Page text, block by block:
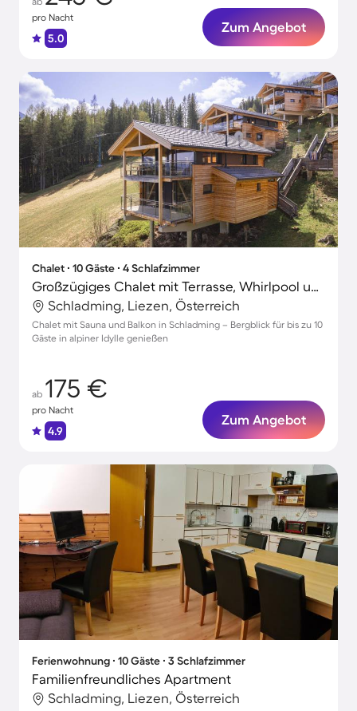
pro Nacht
5.0
Zum Angebot
Chalet ∙ 10 Gäste ∙ 4 Schlafzimmer
Großzügiges Chalet mit Terrasse, Whirlpool und Sauna | Bergblick
Schladming, Liezen, Österreich
Chalet mit Sauna und Balkon in Schladming – Bergblick für bis zu 10
Gäste in alpiner Idylle genießen
ab 175 €
pro Nacht
4.9
Zum Angebot
Ferienwohnung ∙ 10 Gäste ∙ 3 Schlafzimmer
Familienfreundliches Apartment
Schladming, Liezen, Österreich